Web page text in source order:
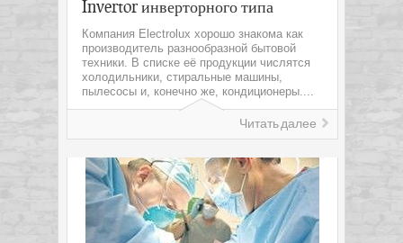
Invertor инверторного типа
Компания Electrolux хорошо знакома как
производитель разнообразной бытовой
техники. В списке её продукции числятся
холодильники, стиральные машины,
пылесосы и, конечно же, кондиционеры....
Читать далее